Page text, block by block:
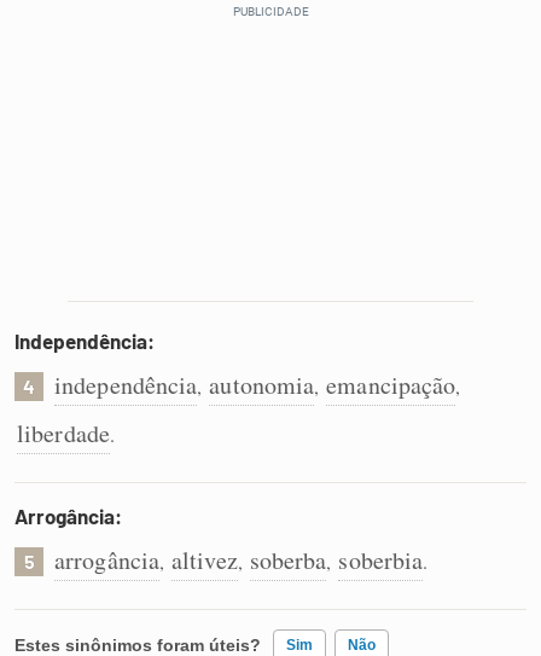
Independência:
4 independência, autonomia, emancipação,
liberdade.
Arrogância:
5 arrogância, altivez, soberba, soberbia.
Estes sinônimos foram úteis? Sim Não